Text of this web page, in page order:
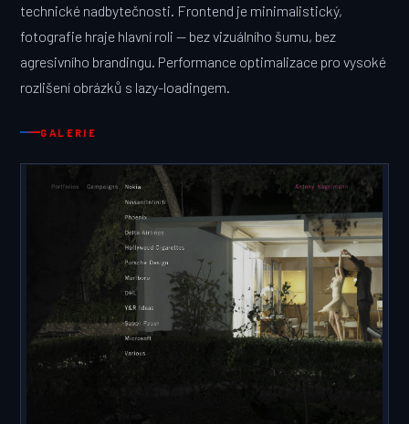
technické nadbytečnosti. Frontend je minimalistický,
fotografie hraje hlavní roli — bez vizuálního šumu, bez
agresivního brandingu. Performance optimalizace pro vysoké
rozlišení obrázků s lazy-loadingem.
GALERIE